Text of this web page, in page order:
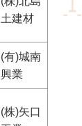
土建材
(有)城南
興業
(株)矢口